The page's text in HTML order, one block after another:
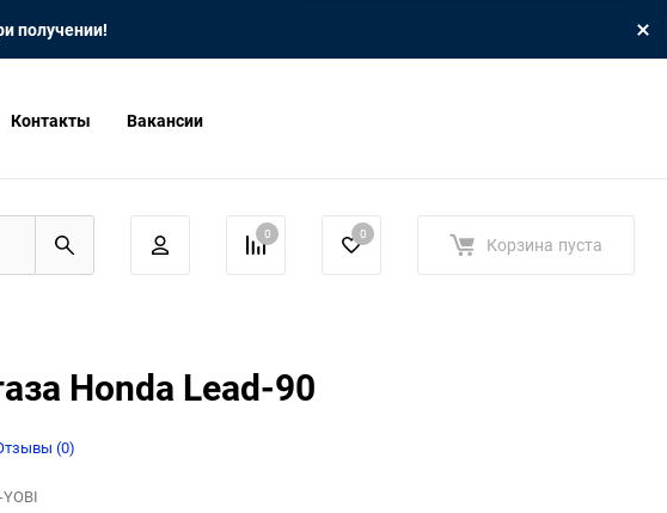
получении!
Контакты Вакансии
0 0 Корзина пуста
Honda Lead-90
(0)